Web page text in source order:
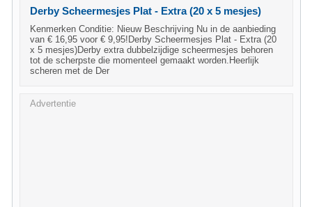
Derby Scheermesjes Plat - Extra (20 x 5 mesjes)
Kenmerken Conditie: Nieuw Beschrijving Nu in de aanbieding
van € 16,95 voor € 9,95!Derby Scheermesjes Plat - Extra (20
x 5 mesjes)Derby extra dubbelzijdige scheermesjes behoren
tot de scherpste die momenteel gemaakt worden.Heerlijk
scheren met de Der
Advertentie